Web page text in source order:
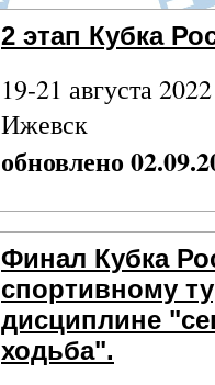
2 этап Кубка
19-21 августа
Ижевск
обновлено
Финал Кубка
спортивному
дисциплине
ходьба".